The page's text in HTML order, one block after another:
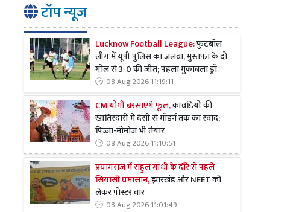
टॉप न्यूज
Lucknow Football League:फुटबॉल
लीग में यूपी पुलिस का जलवा, मुस्तफा के दो
गोल से 3-0 की जीत; पहला मुकाबला ड्रॉ
08 Aug 2026 11:19:11
CM योगी बरसाएंगे फूल,कांवड़ियों की
खातिरदारी में देसी से मॉडर्न तक का स्वाद;
पिज्जा-मोमोज भी तैयार
08 Aug 2026 11:10:51
प्रयागराज में राहुल गांधी के दौरे से पहले
सियासी घमासान,झारखंड और NEET को
लेकर पोस्टर वार
08 Aug 2026 11:01:49